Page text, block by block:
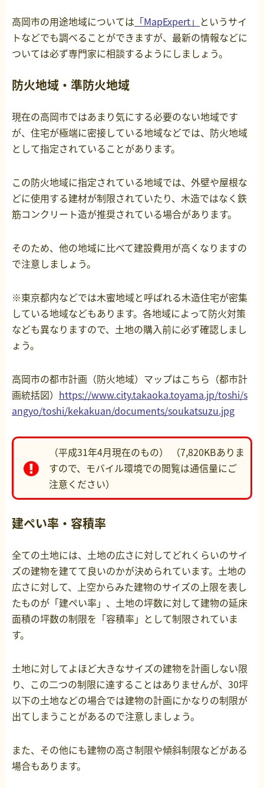
高岡市の用途地域については 「MapExpert」 というサイ
トなどでも調べることができますが、最新の情報などに
ついては必ず専門家に相談するようにしましょう。
防火地域・準防火地域
現在の高岡市ではあまり気にする必要のない地域です
が、住宅が極端に密接している地域などでは、防火地域
として指定されていることがあります。
この防火地域に指定されている地域では、外壁や屋根な
どに使用する建材が制限されていたり、木造ではなく鉄
筋コンクリート造が推奨されている場合があります。
そのため、他の地域に比べて建設費用が高くなりますの
で注意しましょう。
※東京都内などでは木蜜地域と呼ばれる木造住宅が密集
している地域などもあります。各地域によって防火対策
なども異なりますので、土地の購入前に必ず確認しまし
ょう。
高岡市の都市計画（防火地域）マップはこちら（都市計
画統括図） https://www.city.takaoka.toyama.jp/toshi/s
angyo/toshi/kekakuan/documents/soukatsuzu.jpg
（平成31年4月現在のもの） （7,820KBありま
すので、モバイル環境での閲覧は通信量にご
注意ください）
建ぺい率・容積率
全ての土地には、土地の広さに対してどれくらいのサイ
ズの建物を建てて良いのかが決められています。土地の
広さに対して、上空からみた建物のサイズの上限を表し
たものが「建ぺい率」、土地の坪数に対して建物の延床
面積の坪数の制限を「容積率」として制限されていま
す。
土地に対してよほど大きなサイズの建物を計画しない限
り、この二つの制限に達することはありませんが、30坪
以下の土地などの場合では建物の計画にかなりの制限が
出てしまうことがあるので注意しましょう。
また、その他にも建物の高さ制限や傾斜制限などがある
場合もあります。